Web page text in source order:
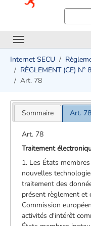
Internet SECU
RÈGLEMENT (CE) N°
Art. 78
Sommaire Art. 78
Art. 78
Traitement
1. Les États
nouvelles
traitement des
présent règlement et
Commission
activités d'intérêt